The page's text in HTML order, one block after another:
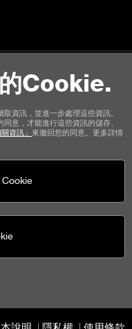
Cookie.
資訊，並進一步處理這些資訊。
意，才能進行這些資訊的儲存、
資訊」 來撤回您的同意。更多詳情
式 運輸選項